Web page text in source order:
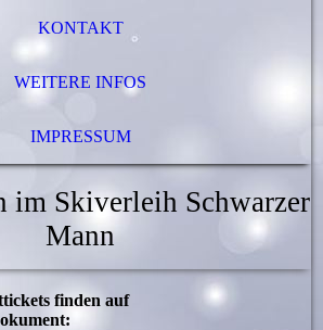
KONTAKT
WEITERE INFOS
IMPRESSUM
im Skiverleih Schwarzer
Mann
finden auf